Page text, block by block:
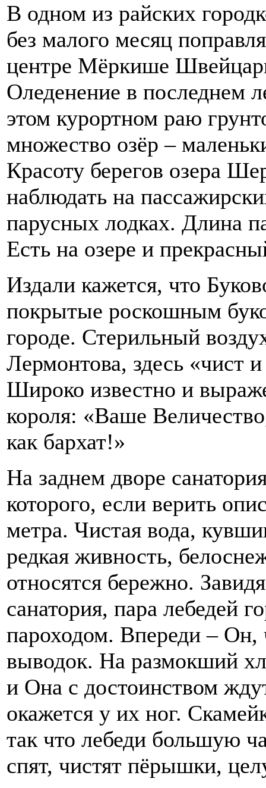
В одном из райских
без малого месяц
центре Мёркише
Оледенение в последнем
этом курортном раю
множество озёр –
Красоту берегов озера
наблюдать на
парусных лодках. Длина
Есть на озере и
Издали кажется, что
покрытые роскошным
городе. Стерильный
Лермонтова, здесь «чист
Широко известно и
короля: «Ваше
как бархат!»
На заднем дворе
которого, если верить
метра. Чистая вода,
редкая живность,
относятся бережно.
санатория, пара лебедей
пароходом. Впереди – Он,
выводок. На размокший
и Она с достоинством
окажется у их ног.
так что лебеди большую
спят, чистят пёрышки,